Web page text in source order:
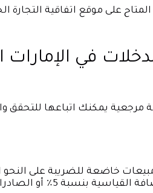
على موقع اتفاقية التجارة
في الإمارات
مرجعية يمكنك اتباعها للتحقق
خاضعة للضريبة على النحو
ضريبة القيمة المضافة الإماراتي (ضريبة